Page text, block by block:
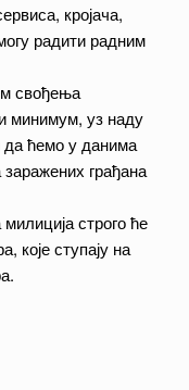
кројача,
радити радним
свођења
минимум, уз наду
ћемо у данима
грађана
строго ће
које ступају на